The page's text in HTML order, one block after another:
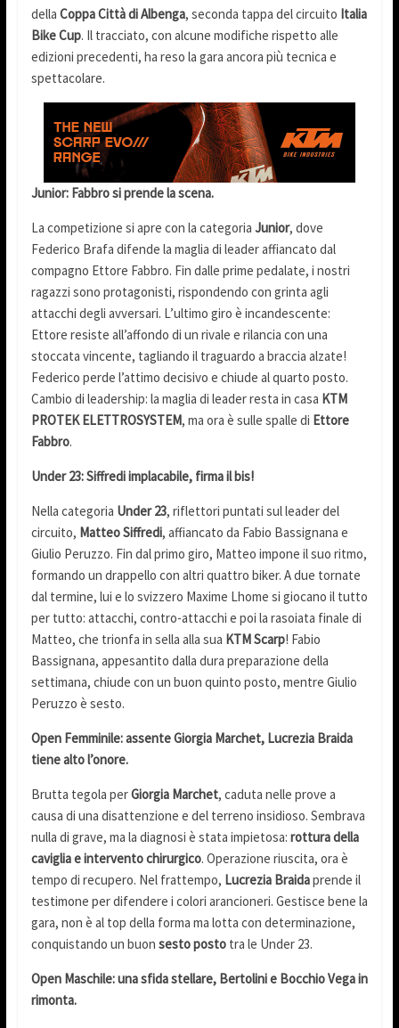
della Coppa Città di Albenga, seconda tappa del circuito Italia
Bike Cup. Il tracciato, con alcune modifiche rispetto alle
edizioni precedenti, ha reso la gara ancora più tecnica e
spettacolare.
Junior: Fabbro si prende la scena.
La competizione si apre con la categoria Junior, dove
Federico Brafa difende la maglia di leader affiancato dal
compagno Ettore Fabbro. Fin dalle prime pedalate, i nostri
ragazzi sono protagonisti, rispondendo con grinta agli
attacchi degli avversari. L’ultimo giro è incandescente:
Ettore resiste all’affondo di un rivale e rilancia con una
stoccata vincente, tagliando il traguardo a braccia alzate!
Federico perde l’attimo decisivo e chiude al quarto posto.
Cambio di leadership: la maglia di leader resta in casa KTM
PROTEK ELETTROSYSTEM, ma ora è sulle spalle di Ettore
Fabbro.
Under 23: Siffredi implacabile, firma il bis!
Nella categoria Under 23, riflettori puntati sul leader del
circuito, Matteo Siffredi, affiancato da Fabio Bassignana e
Giulio Peruzzo. Fin dal primo giro, Matteo impone il suo ritmo,
formando un drappello con altri quattro biker. A due tornate
dal termine, lui e lo svizzero Maxime Lhome si giocano il tutto
per tutto: attacchi, contro-attacchi e poi la rasoiata finale di
Matteo, che trionfa in sella alla sua KTM Scarp! Fabio
Bassignana, appesantito dalla dura preparazione della
settimana, chiude con un buon quinto posto, mentre Giulio
Peruzzo è sesto.
Open Femminile: assente Giorgia Marchet, Lucrezia Braida
tiene alto l’onore.
Brutta tegola perGiorgia Marchet, caduta nelle prove a
causa di una disattenzione e del terreno insidioso. Sembrava
nulla di grave, ma la diagnosi è stata impietosa: rottura della
caviglia e intervento chirurgico. Operazione riuscita, ora è
tempo di recupero. Nel frattempo, Lucrezia Braidaprende il
testimone per difendere i colori arancioneri. Gestisce bene la
gara, non è al top della forma ma lotta con determinazione,
conquistando un buon sesto postotra le Under 23.
Open Maschile: una sfida stellare, Bertolini e Bocchio Vega in
rimonta.